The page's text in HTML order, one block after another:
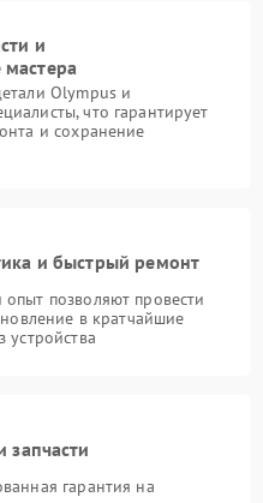
и
Olympus и
что гарантирует
и сохранение
и быстрый ремонт
позволяют провести
в кратчайшие
запчасти
гарантия на